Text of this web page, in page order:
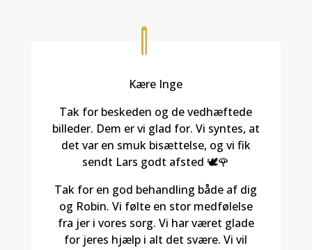
Kære Inge
Tak for beskeden og de vedhæftede
billeder. Dem er vi glad for. Vi syntes, at
det var en smuk bisættelse, og vi fik
sendt Lars godt afsted 🕊️🌹
Tak for en god behandling både af dig
og Robin. Vi følte en stor medfølelse
fra jer i vores sorg. Vi har været glade
for jeres hjælp i alt det svære. Vi vil